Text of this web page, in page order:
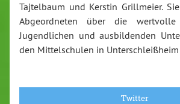
Tajtelbaum und Kerstin Grillmeier.
Abgeordneten über die
Jugendlichen und ausbildenden
den Mittelschulen in
Twitter